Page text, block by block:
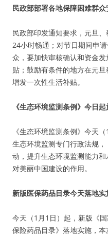
民政部部署各地保障困难群
民政部印发通知要求，元旦
24小时畅通；对节日期间申
众，要加快审核确认和资金
贴；鼓励有条件的地方在元
增发一次性生活补贴。
《生态环境监测条例》今日
《生态环境监测条例》今天
生态环境监测专门行政法规
动，提升生态环境监测能力
对美丽中国建设的作用。
新版医保药品目录今天落地实
今天（1月1日）起，新版《
保险药品目录》落地实施，